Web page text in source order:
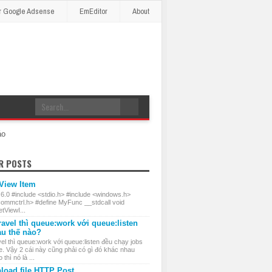
About
EmEditor
Google Adsense
POSTS
Item
#include <stdio.h> #include <windows.h>
#define MyFunc __stdcall void
thì queue:work với queue:listen
thế nào?
thì queue:work với queue:listen đều chạy jobs
Vậy 2 cái này cũng phải có gì đó khác nhau
thì nó là ...